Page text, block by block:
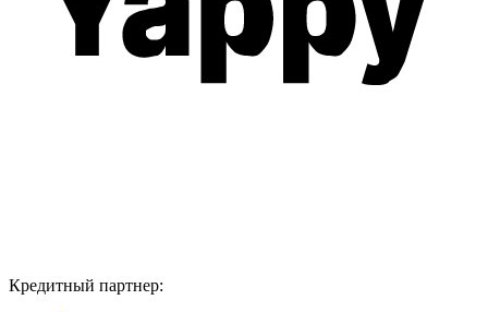
Кредитный партнер: